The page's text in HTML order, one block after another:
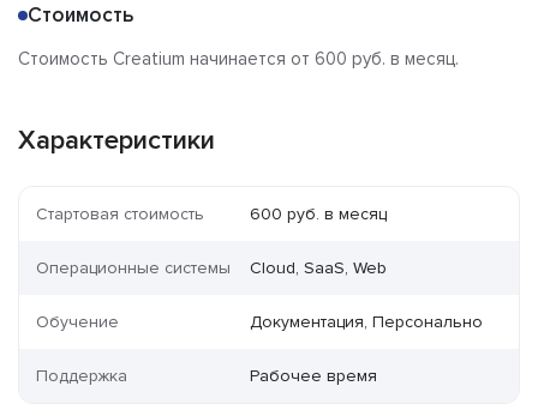
Стоимость
Стоимость Creatium начинается от 600 руб. в месяц.
Характеристики
Стартовая стоимость 600 руб. в месяц
Операционные системы Cloud, SaaS, Web
Обучение Документация, Персонально
Поддержка Рабочее время